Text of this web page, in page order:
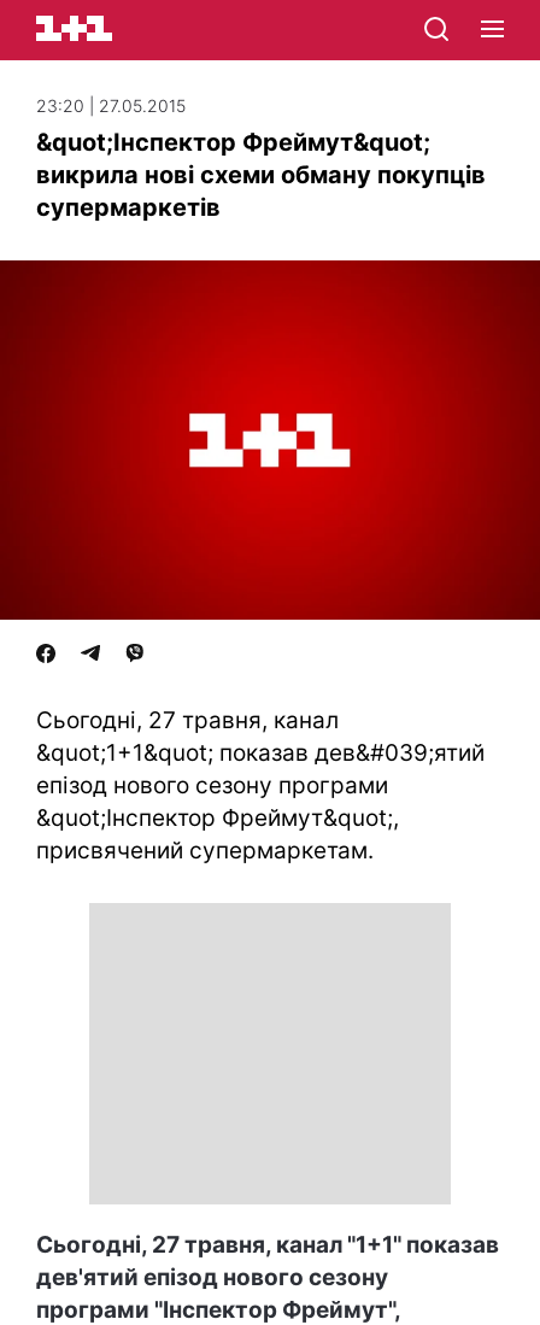
23:20 | 27.05.2015
&quot;Інспектор Фреймут&quot;
викрила нові схеми обману покупців
супермаркетів
Сьогодні, 27 травня, канал
&quot;1+1&quot; показав дев&#039;ятий
епізод нового сезону програми
&quot;Інспектор Фреймут&quot;,
присвячений супермаркетам.
Сьогодні, 27 травня, канал "1+1" показав
дев'ятий епізод нового сезону
програми "Інспектор Фреймут",